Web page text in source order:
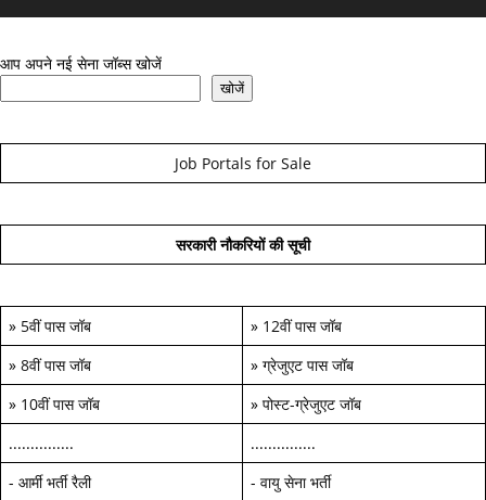
आप अपने नई सेना जॉब्स खोजें
खोजें
Job Portals for Sale
सरकारी नौकरियों की सूची
» 5वीं पास जॉब » 12वीं पास जॉब
» 8वीं पास जॉब » ग्रेजुएट पास जॉब
» 10वीं पास जॉब » पोस्ट-ग्रेजुएट जॉब
...............
...............
- आर्मी भर्ती रैली - वायु सेना भर्ती